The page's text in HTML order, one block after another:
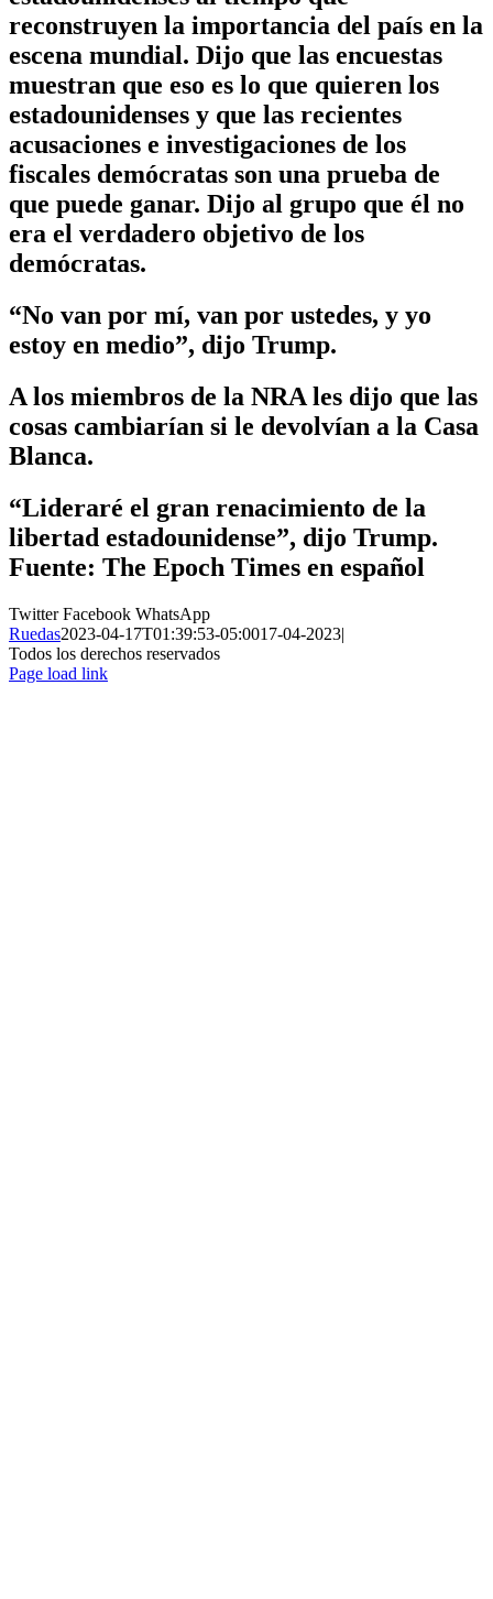
reconstruyen la importancia del país en la
escena mundial. Dijo que las encuestas
muestran que eso es lo que quieren los
estadounidenses y que las recientes
acusaciones e investigaciones de los
fiscales demócratas son una prueba de
que puede ganar. Dijo al grupo que él no
era el verdadero objetivo de los
demócratas.
“No van por mí, van por ustedes, y yo
estoy en medio”, dijo Trump.
A los miembros de la NRA les dijo que las
cosas cambiarían si le devolvían a la Casa
Blanca.
“Lideraré el gran renacimiento de la
libertad estadounidense”, dijo Trump.
Fuente: The Epoch Times en español
TwitterFacebook WhatsApp
Ruedas2023-04-17T01:39:53-05:0017-04-2023|
Todos los derechos reservados
Page load link